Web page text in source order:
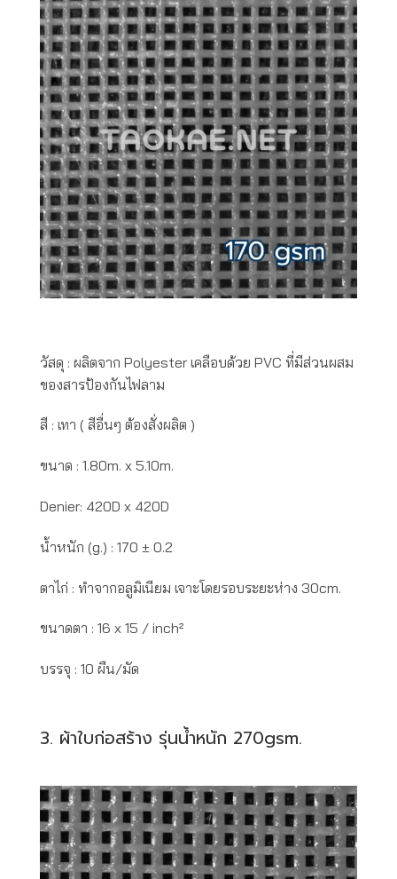
วัสดุ : ผลิตจาก Polyester เคลือบด้วย PVC ที่มีส่วนผสม
ของสารป้องกันไฟลาม
สี : เทา ( สีอื่นๆ ต้องสั่งผลิต )
ขนาด : 1.80m. x 5.10m.
Denier: 420D x 420D
น้ำหนัก (g.) : 170 ± 0.2
ตาไก่ : ทำจากอลูมิเนียม เจาะโดยรอบระยะห่าง 30cm.
ขนาดตา : 16 x 15 / inch²
บรรจุ : 10 ผืน/มัด
3. ผ้าใบก่อสร้าง รุ่นน้ำหนัก 270gsm.